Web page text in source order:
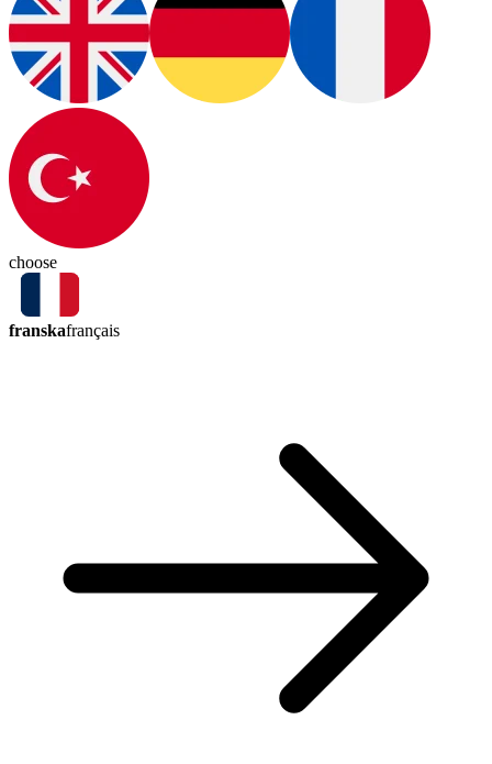
choose
franskafrançais